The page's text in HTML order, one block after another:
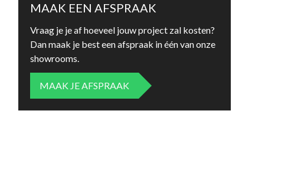
MAAK EEN AFSPRAAK
Vraag je je af hoeveel jouw project zal kosten?
Dan maak je best een afspraak in één van onze
showrooms.
MAAK JE AFSPRAAK